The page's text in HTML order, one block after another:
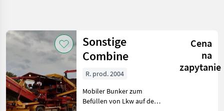
Sonstige
Combine
Cena
na
zapytanie
R. prod. 2004
Mobiler Bunker zum
Befüllen von Lkw auf dem